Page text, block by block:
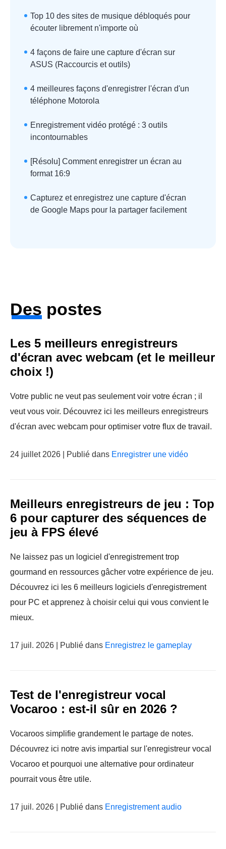
Top 10 des sites de musique débloqués pour
écouter librement n'importe où
4 façons de faire une capture d'écran sur
ASUS (Raccourcis et outils)
4 meilleures façons d'enregistrer l'écran d'un
téléphone Motorola
Enregistrement vidéo protégé : 3 outils
incontournables
[Résolu] Comment enregistrer un écran au
format 16:9
Capturez et enregistrez une capture d'écran
de Google Maps pour la partager facilement
Des postes
Les 5 meilleurs enregistreurs
d'écran avec webcam (et le meilleur
choix !)
Votre public ne veut pas seulement voir votre écran ; il
veut vous voir. Découvrez ici les meilleurs enregistreurs
d'écran avec webcam pour optimiser votre flux de travail.
24 juillet 2026 | Publié dans Enregistrer une vidéo
Meilleurs enregistreurs de jeu : Top
6 pour capturer des séquences de
jeu à FPS élevé
Ne laissez pas un logiciel d'enregistrement trop
gourmand en ressources gâcher votre expérience de jeu.
Découvrez ici les 6 meilleurs logiciels d'enregistrement
pour PC et apprenez à choisir celui qui vous convient le
mieux.
17 juil. 2026 | Publié dans Enregistrez le gameplay
Test de l'enregistreur vocal
Vocaroo : est-il sûr en 2026 ?
Vocaroos simplifie grandement le partage de notes.
Découvrez ici notre avis impartial sur l'enregistreur vocal
Vocaroo et pourquoi une alternative pour ordinateur
pourrait vous être utile.
17 juil. 2026 | Publié dans Enregistrement audio